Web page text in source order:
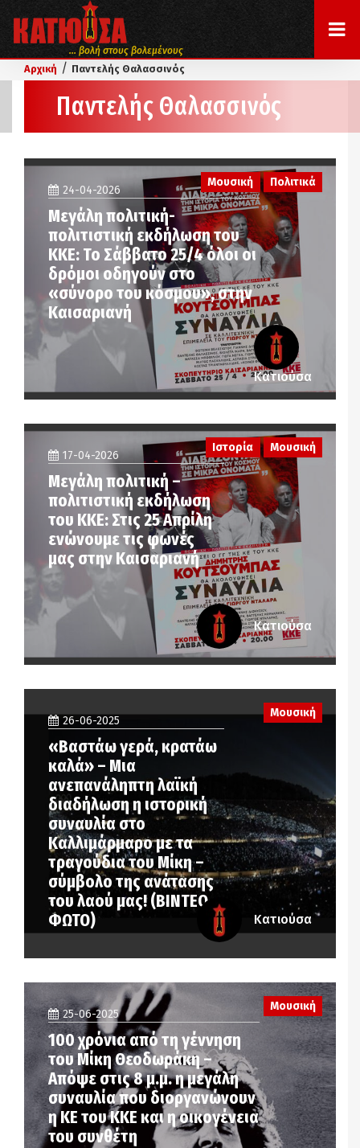
... βολή στους βολεμένους
Αρχική / Παντελής Θαλασσινός
Παντελής Θαλασσινός
Μουσική Πολιτικά
24-04-2026
Μεγάλη πολιτική-
πολιτιστική εκδήλωση του
ΚΚΕ: Το Σάββατο 25/4 όλοι οι
δρόμοι οδηγούν στο
«σύνορο του κόσμου», στην
Καισαριανή
Κατιούσα
17-04-2026
Μεγάλη πολιτική –
πολιτιστική εκδήλωση
του ΚΚΕ: Στις 25 Απρίλη
ενώνουμε τις φωνές
μας στην Καισαριανή
Ιστορία Μουσική
Κατιούσα
26-06-2025
«Βαστάω γερά, κρατάω
καλά» – Μια
ανεπανάληπτη λαϊκή
διαδήλωση η ιστορική
συναυλία στο
Καλλιμάρμαρο με τα
τραγούδια του Μίκη –
σύμβολο της ανάτασης
του λαού μας! (ΒΙΝΤΕΟ-
ΦΩΤΟ)
Μουσική
Κατιούσα
Μουσική
25-06-2025
100 χρόνια από τη γέννηση
του Μίκη Θεοδωράκη –
Απόψε στις 8 μ.μ. η μεγάλη
συναυλία που διοργανώνουν
η ΚΕ του ΚΚΕ και η οικογένεια
του συνθέτη